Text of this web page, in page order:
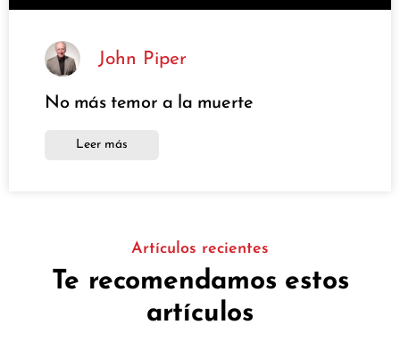
John Piper
No más temor a la muerte
Leer más
Artículos recientes
Te recomendamos estos
artículos